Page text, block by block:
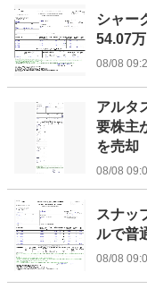
シャー
54.07
08/08
アルタ
要株主
を売却
08/08
スナッ
ルで普
08/08